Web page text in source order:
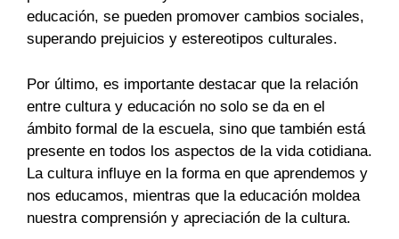
educación, se pueden promover cambios sociales,
superando prejuicios y estereotipos culturales.
Por último, es importante destacar que la relación
entre cultura y educación no solo se da en el
ámbito formal de la escuela, sino que también está
presente en todos los aspectos de la vida cotidiana.
La cultura influye en la forma en que aprendemos y
nos educamos, mientras que la educación moldea
nuestra comprensión y apreciación de la cultura.